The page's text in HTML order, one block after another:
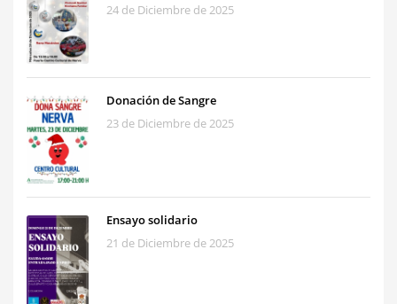
24 de Diciembre de 2025
Donación de Sangre
23 de Diciembre de 2025
Ensayo solidario
21 de Diciembre de 2025